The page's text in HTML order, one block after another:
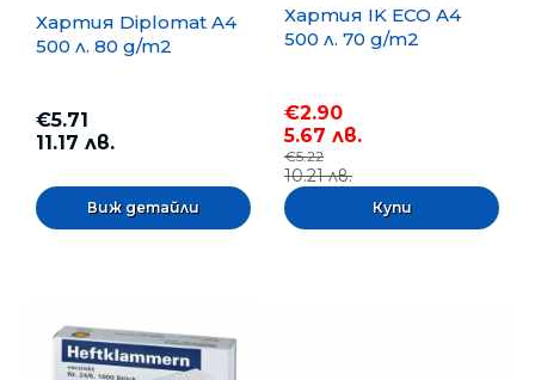
Хартия Diplomat A4
500 л. 80 g/m2
€5.71
11.17 лв.
Виж детайли
Хартия IK ECO A4
500 л. 70 g/m2
€2.90
5.67 лв.
€5.22
10.21 лв.